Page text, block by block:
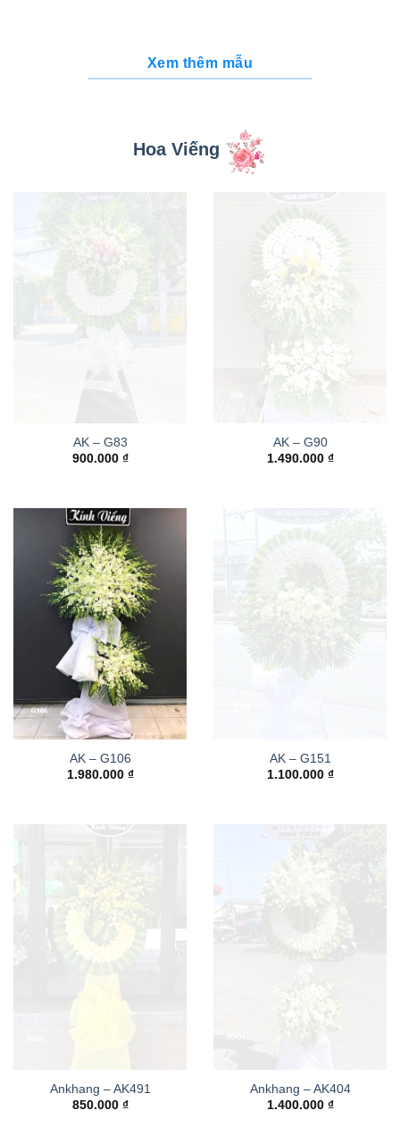
Xem thêm mẫu
Hoa Viếng
AK – G83
900.000 ₫
AK – G90
1.490.000 ₫
AK – G106
1.980.000 ₫
AK – G151
1.100.000 ₫
Ankhang – AK491
850.000 ₫
Ankhang – AK404
1.400.000 ₫